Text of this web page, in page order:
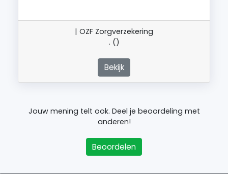
| OZF Zorgverzekering
. ()
Bekijk
Jouw mening telt ook. Deel je beoordeling met
anderen!
Beoordelen